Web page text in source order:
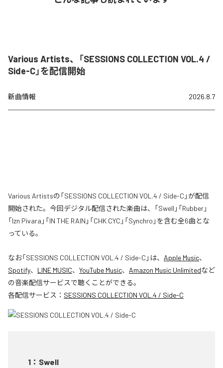
Various Artists、「SESSIONS COLLECTION VOL.4 /
Side-C」を配信開始
新曲情報 2026.8.7
Various Artistsの「SESSIONS COLLECTION VOL.4 / Side-C」が配信
開始された。今回デジタル配信された楽曲は、「Swell」「Rubber」
「Izn Pivara」「IN THE RAIN」「CHK CYC」「Synchro」を含む全6曲とな
っている。
なお「SESSIONS COLLECTION VOL.4 / Side-C 」は、 Apple Music、
Spotify、 LINE MUSIC、 YouTube Music、 Amazon Music Unlimitedなど
の音楽配信サービスで聴くことができる。
各配信サービス： SESSIONS COLLECTION VOL.4 / Side-C
1 ： Swell